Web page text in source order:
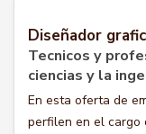
Diseñador
Tecnicos y
ciencias y la
En esta oferta de
perfilen en el cargo